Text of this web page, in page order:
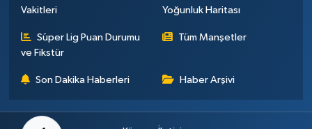
Vakitleri
Yoğunluk Haritası
Süper Lig Puan Durumu
ve Fikstür
Tüm Manşetler
Son Dakika Haberleri Haber Arşivi